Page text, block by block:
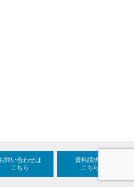
問い合わせは
こちら
資料請求は
こちら